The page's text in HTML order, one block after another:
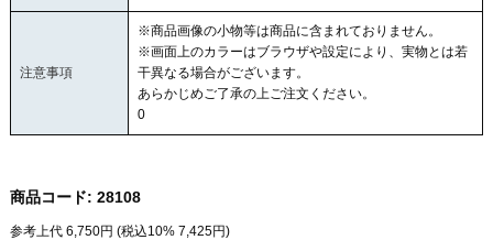
注意事項
※商品画像の小物等は商品に含まれておりません。
※画面上のカラーはブラウザや設定により、実物とは若
干異なる場合がございます。
あらかじめご了承の上ご注文ください。
0
商品コード: 28108
参考上代 6,750円 (税込10% 7,425円)